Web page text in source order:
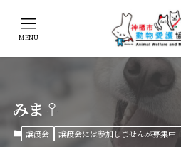
MENU
みま♀
譲渡会 譲渡会には参加しませんが募集中！